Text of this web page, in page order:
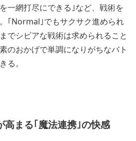
一網打尽にできる｣など、戦術を
｢Normal｣でもサクサク進められ
でシビアな戦術は求められること
のおかげで単調になりがちなバト
る。
高まる｢魔法連携｣の快感